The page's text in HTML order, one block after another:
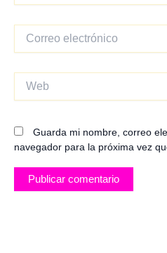
electrónico
Web
Guarda mi nombre, correo
navegador para la próxima vez